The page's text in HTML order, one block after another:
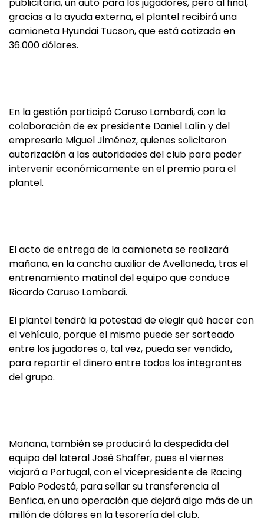
gracias a la ayuda externa, el plantel recibirá una
camioneta Hyundai Tucson, que está cotizada en
36.000 dólares.
En la gestión participó Caruso Lombardi, con la
colaboración de ex presidente Daniel Lalín y del
empresario Miguel Jiménez, quienes solicitaron
autorización a las autoridades del club para poder
intervenir económicamente en el premio para el
plantel.
El acto de entrega de la camioneta se realizará
mañana, en la cancha auxiliar de Avellaneda, tras el
entrenamiento matinal del equipo que conduce
Ricardo Caruso Lombardi.
El plantel tendrá la potestad de elegir qué hacer con
el vehículo, porque el mismo puede ser sorteado
entre los jugadores o, tal vez, pueda ser vendido,
para repartir el dinero entre todos los integrantes
del grupo.
Mañana, también se producirá la despedida del
equipo del lateral José Shaffer, pues el viernes
viajará a Portugal, con el vicepresidente de Racing
Pablo Podestá, para sellar su transferencia al
Benfica, en una operación que dejará algo más de un
millón de dólares en la tesorería del club.